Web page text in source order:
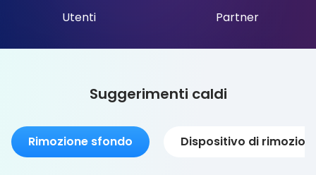
Utenti Partner
Suggerimenti caldi
Rimozione sfondo Dispositivo di